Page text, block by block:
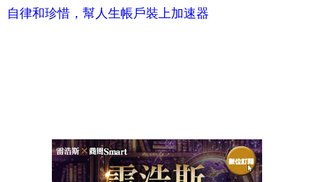
自律和珍惜，幫人生帳戶裝上加速器